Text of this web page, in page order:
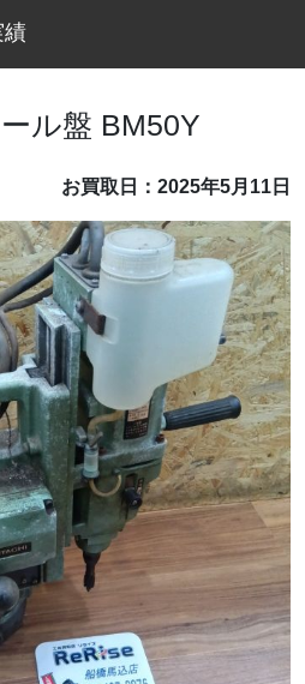
績
ル盤 BM50Y
お買取日：2025年5月11日